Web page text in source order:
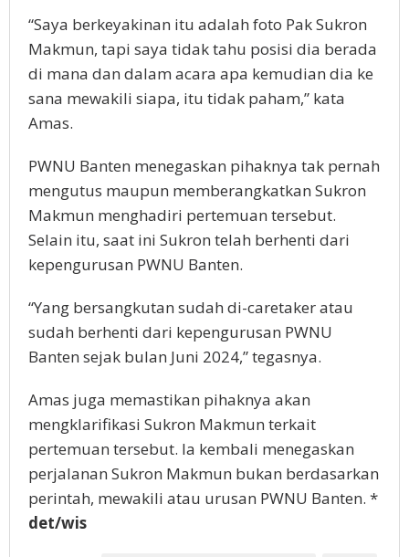
“Saya berkeyakinan itu adalah foto Pak Sukron
Makmun, tapi saya tidak tahu posisi dia berada
di mana dan dalam acara apa kemudian dia ke
sana mewakili siapa, itu tidak paham,” kata
Amas.
PWNU Banten menegaskan pihaknya tak pernah
mengutus maupun memberangkatkan Sukron
Makmun menghadiri pertemuan tersebut.
Selain itu, saat ini Sukron telah berhenti dari
kepengurusan PWNU Banten.
“Yang bersangkutan sudah di-caretaker atau
sudah berhenti dari kepengurusan PWNU
Banten sejak bulan Juni 2024,” tegasnya.
Amas juga memastikan pihaknya akan
mengklarifikasi Sukron Makmun terkait
pertemuan tersebut. Ia kembali menegaskan
perjalanan Sukron Makmun bukan berdasarkan
perintah, mewakili atau urusan PWNU Banten. *
det/wis